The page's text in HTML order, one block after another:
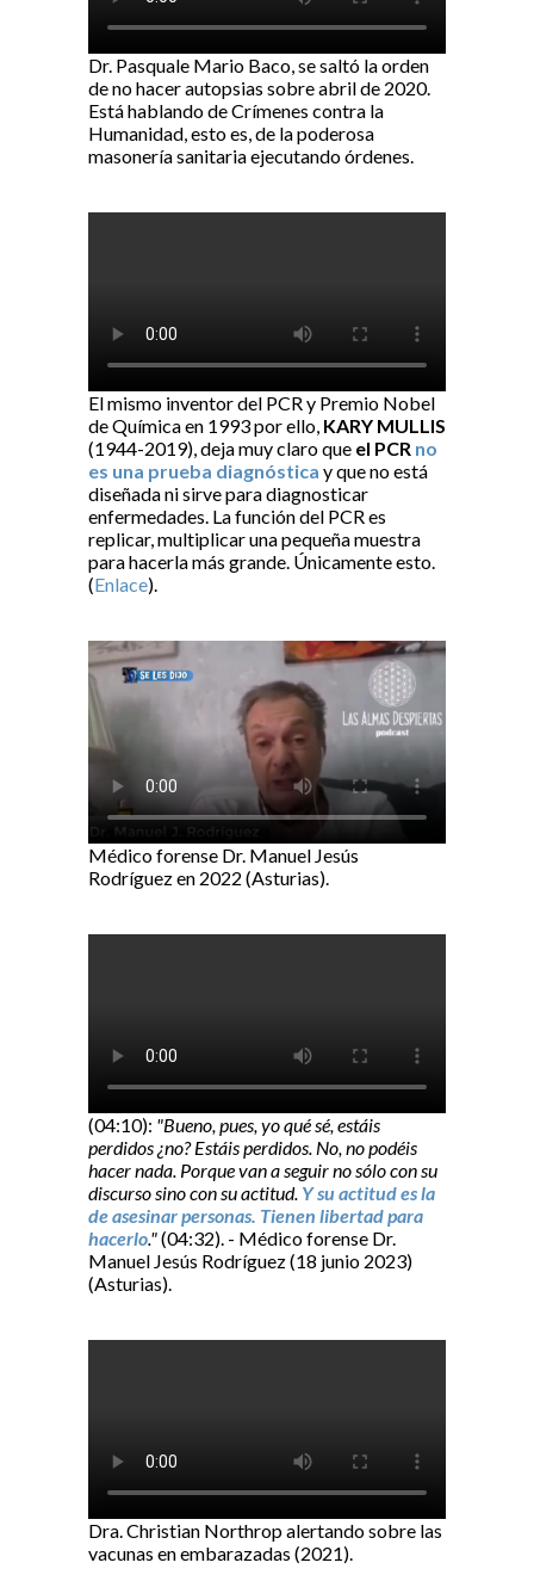
Dr. Pasquale Mario Baco, se saltó la orden
de no hacer autopsias sobre abril de 2020.
Está hablando de Crímenes contra la
Humanidad, esto es, de la poderosa
masonería sanitaria ejecutando órdenes.
El mismo inventor del PCR y Premio Nobel
de Química en 1993 por ello, KARY MULLIS
(1944-2019), deja muy claro que el PCR no
es una prueba diagnóstica y que no está
diseñada ni sirve para diagnosticar
enfermedades. La función del PCR es
replicar, multiplicar una pequeña muestra
para hacerla más grande. Únicamente esto.
(Enlace).
Médico forense Dr. Manuel Jesús
Rodríguez en 2022 (Asturias).
(04:10): "Bueno, pues, yo qué sé, estáis
perdidos ¿no? Estáis perdidos. No, no podéis
hacer nada. Porque van a seguir no sólo con su
discurso sino con su actitud. Y su actitud es la
de asesinar personas. Tienen libertad para
hacerlo."(04:32). - Médico forense Dr.
Manuel Jesús Rodríguez (18 junio 2023)
(Asturias).
Dra. Christian Northrop alertando sobre las
vacunas en embarazadas (2021).